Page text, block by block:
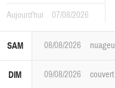
Aujourd'hui 07/08/2026
SAM 08/08/2026
DIM 09/08/2026 couvert